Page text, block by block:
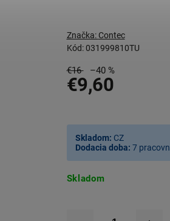
Kód: 031999810TU
Značka: Contec
€16 –40 %
€9,60
Skladom
Skladom: CZ
Dodacia doba: 7